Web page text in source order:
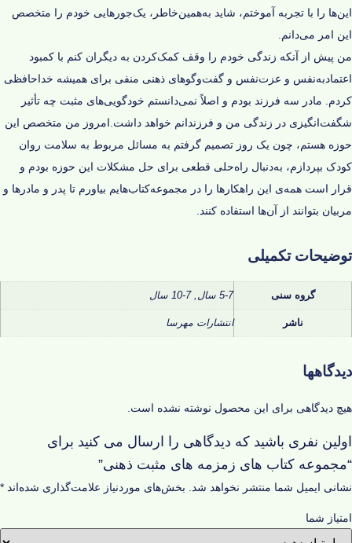
این‌‌ها را با تجربه آموختم، شاید به‌همین‌خاطر، یک‌جورهایی خودم را متخصص
این امر می‌دانم.
من پیش از آنکه زندگی خودم را وقف کمک‌کردن به دیگران کنم با کمبود
اعتمادبه‌نفس و عزت‌نفس و گفت‌وگو‌های ذهنی منفی برای همیشه خداحافظی
کردم. مادر سه فرزند بودم و اصلاً نمی‌دانستم خودگویی‌های مثبت چه تأثیر
شگفت‌انگیزی در زندگی من و فرزندانم خواهد داشت.امروز من متخصص این
حوزه هستم، چون یک روز تصمیم گرفتم به مسائل مربوط به سلامت روان
کودک بپردازم، به‌دنبال راه‌حلی قطعی برای حل مشکلات این حوزه بودم و
قرار است همه‌ی این راهکارها را در مجموعه‌کتاب‌هایم بیاورم تا پدر و مادرها و
مربیان بتوانند از آن‌ها استفاده کنند.
توضیحات تکمیلی
گروه سنی 5-7 سال, 7-10 سال
ناشر انتشارات مهرسا
دیدگاهها
هیچ دیدگاهی برای این محصول نوشته نشده است.
اولین نفری باشید که دیدگاهی را ارسال می کنید برای
“مجموعه کتاب های زمزمه های مثبت ذهنی”
نشانی ایمیل شما منتشر نخواهد شد. بخش‌های موردنیاز علامت‌گذاری شده‌اند *
امتیاز شما